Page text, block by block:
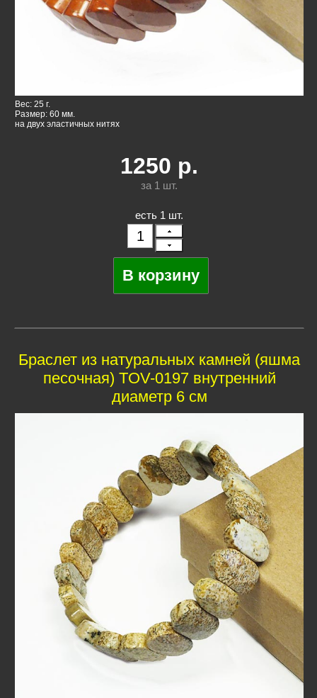
Вес: 25 г.
Размер: 60 мм.
на двух эластичных нитях
1250 р.
за 1 шт.
есть 1 шт.
Браслет из натуральных камней (яшма
песочная) TOV-0197 внутренний
диаметр 6 см